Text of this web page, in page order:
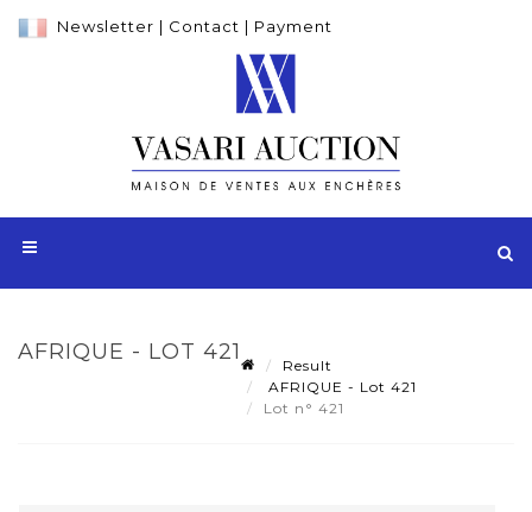
Newsletter | Contact | Payment
AFRIQUE - LOT 421
Result
AFRIQUE - Lot 421
Lot n° 421